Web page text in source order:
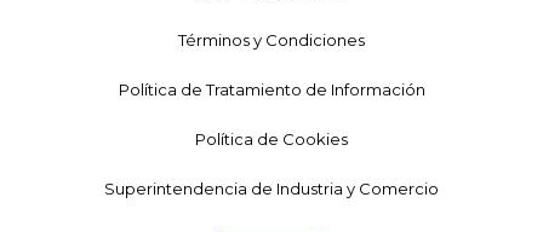
Términos y Condiciones
Política de Tratamiento de Información
Política de Cookies
Superintendencia de Industria y Comercio